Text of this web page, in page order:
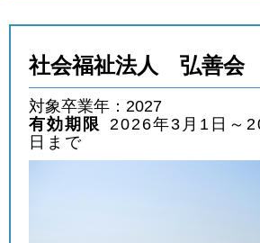
社会福祉法人 弘善会
対象卒業年：2027
有効期限
2026年3月1日～
日まで